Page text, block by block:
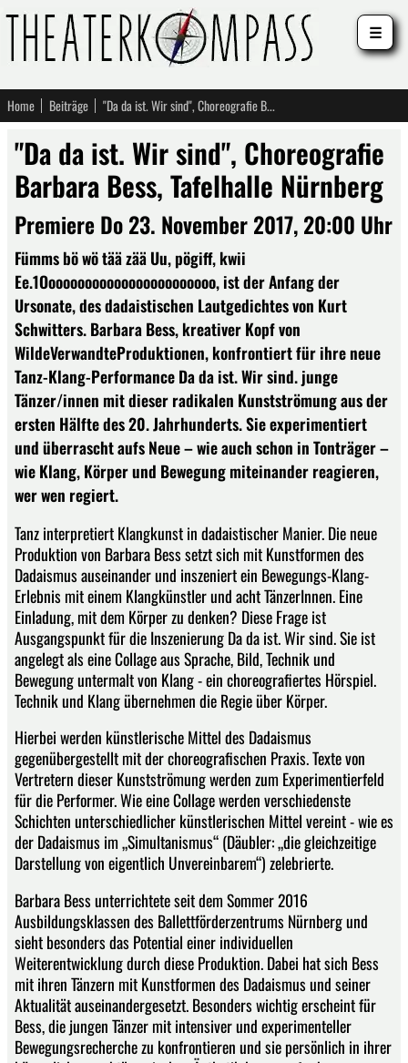
Home Beiträge "Da da ist. Wir sind", Choreografie Barbara Bess, Tafelhalle Nürnberg
"Da da ist. Wir sind", Choreografie
Barbara Bess, Tafelhalle Nürnberg
Premiere Do 23. November 2017, 20:00 Uhr
Fümms bö wö tää zää Uu, pögiff, kwii
Ee.1Oooooooooooooooooooooooo, ist der Anfang der
Ursonate, des dadaistischen Lautgedichtes von Kurt
Schwitters. Barbara Bess, kreativer Kopf von
WildeVerwandteProduktionen, konfrontiert für ihre neue
Tanz-Klang-Performance Da da ist. Wir sind. junge
Tänzer/innen mit dieser radikalen Kunstströmung aus der
ersten Hälfte des 20. Jahrhunderts. Sie experimentiert
und überrascht aufs Neue – wie auch schon in Tonträger –
wie Klang, Körper und Bewegung miteinander reagieren,
wer wen regiert.
Tanz interpretiert Klangkunst in dadaistischer Manier. Die neue
Produktion von Barbara Bess setzt sich mit Kunstformen des
Dadaismus auseinander und inszeniert ein Bewegungs-Klang-
Erlebnis mit einem Klangkünstler und acht TänzerInnen. Eine
Einladung, mit dem Körper zu denken? Diese Frage ist
Ausgangspunkt für die Inszenierung Da da ist. Wir sind. Sie ist
angelegt als eine Collage aus Sprache, Bild, Technik und
Bewegung untermalt von Klang - ein choreografiertes Hörspiel.
Technik und Klang übernehmen die Regie über Körper.
Hierbei werden künstlerische Mittel des Dadaismus
gegenübergestellt mit der choreografischen Praxis. Texte von
Vertretern dieser Kunstströmung werden zum Experimentierfeld
für die Performer. Wie eine Collage werden verschiedenste
Schichten unterschiedlicher künstlerischen Mittel vereint - wie es
der Dadaismus im „Simultanismus“ (Däubler: „die gleichzeitige
Darstellung von eigentlich Unvereinbarem“) zelebrierte.
Barbara Bess unterrichtete seit dem Sommer 2016
Ausbildungsklassen des Ballettförderzentrums Nürnberg und
sieht besonders das Potential einer individuellen
Weiterentwicklung durch diese Produktion. Dabei hat sich Bess
mit ihren Tänzern mit Kunstformen des Dadaismus und seiner
Aktualität auseinandergesetzt. Besonders wichtig erscheint für
Bess, die jungen Tänzer mit intensiver und experimenteller
Bewegungsrecherche zu konfrontieren und sie persönlich in ihrer
☰